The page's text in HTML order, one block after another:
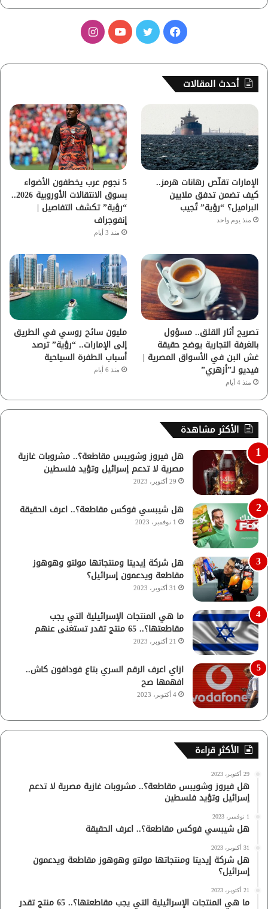
س
ب
ك
ي
و
ب
ت
ق
ر
م
أحدث المقالات
الإمارات تقلّص رهانات هرمز..
كيف تضمن تدفق ملايين
البراميل؟ “رؤية” تُجيب
منذ يوم واحد
5 نجوم عرب يخطفون الأضواء
بسوق الانتقالات الأوروبية 2026..
“رؤية” تكشف التفاصيل |
إنفوجراف
منذ 3 أيام
تصريح أثار القلق.. مسؤول
بالغرفة التجارية يوضح حقيقة
غش البن في الأسواق المصرية |
فيديو لـ”أزهري”
منذ 4 أيام
مليون سائح روسي في الطريق
إلى الإمارات.. “رؤية” ترصد
أسباب الطفرة السياحية
منذ 6 أيام
الأكثر مشاهدة
هل فيروز وشويبس مقاطعة؟.. مشروبات غازية
مصرية لا تدعم إسرائيل وتؤيد فلسطين
29 أكتوبر، 2023
هل شيبسي فوكس مقاطعة؟.. اعرف الحقيقة
1 نوفمبر، 2023
هل شركة إيديتا ومنتجاتها مولتو وهوهوز
مقاطعة ويدعمون إسرائيل؟
31 أكتوبر، 2023
ما هي المنتجات الإسرائيلية التي يجب
مقاطعتها؟.. 65 منتج تقدر تستغنى عنهم
21 أكتوبر، 2023
ازاي اعرف الرقم السري بتاع فودافون كاش..
افهمها صح
4 أكتوبر، 2023
الأكثر قراءة
29 أكتوبر، 2023
هل فيروز وشويبس مقاطعة؟.. مشروبات غازية مصرية لا تدعم
إسرائيل وتؤيد فلسطين
1 نوفمبر، 2023
هل شيبسي فوكس مقاطعة؟.. اعرف الحقيقة
31 أكتوبر، 2023
هل شركة إيديتا ومنتجاتها مولتو وهوهوز مقاطعة ويدعمون
إسرائيل؟
21 أكتوبر، 2023
ما هي المنتجات الإسرائيلية التي يجب مقاطعتها؟.. 65 منتج تقدر